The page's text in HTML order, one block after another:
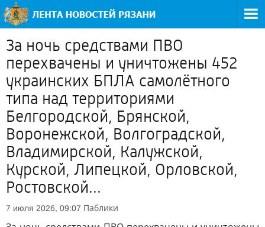
За ночь средствами ПВО
перехвачены и уничтожены 452
украинских БПЛА самолётного
типа над территориями
Белгородской, Брянской,
Воронежской, Волгоградской,
Владимирской, Калужской,
Курской, Липецкой, Орловской,
Ростовской...
7 июля 2026, 09:07 Паблики